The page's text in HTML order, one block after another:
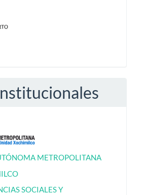
METROPOLITANA
SOCIALES Y